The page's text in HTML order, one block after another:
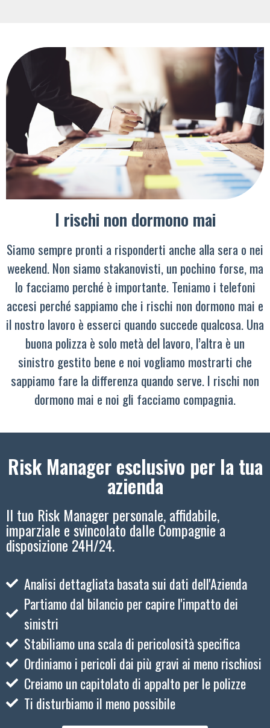
I rischi non dormono mai
Siamo sempre pronti a risponderti anche alla sera o nei
weekend. Non siamo stakanovisti, un pochino forse, ma
lo facciamo perché è importante. Teniamo i telefoni
accesi perché sappiamo che i rischi non dormono mai e
il nostro lavoro è esserci quando succede qualcosa. Una
buona polizza è solo metà del lavoro, l’altra è un
sinistro gestito bene e noi vogliamo mostrarti che
sappiamo fare la differenza quando serve. I rischi non
dormono mai e noi gli facciamo compagnia.
Risk Manager esclusivo per la tua
azienda
Il tuo Risk Manager personale, affidabile,
imparziale e svincolato dalle Compagnie a
disposizione 24H/24.
Analisi dettagliata basata sui dati dell'Azienda
Partiamo dal bilancio per capire l'impatto dei
sinistri
Stabiliamo una scala di pericolosità specifica
Ordiniamo i pericoli dai più gravi ai meno rischiosi
Creiamo un capitolato di appalto per le polizze
Ti disturbiamo il meno possibile